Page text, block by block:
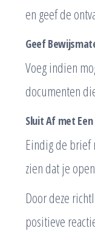
en geef de
Geef
Voeg indien
documenten
Sluit Af met
Eindig de brief
zien dat je
Door deze
positieve